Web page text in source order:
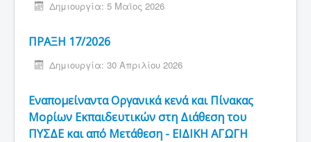
Δημιουργία: 5 Μαϊος 2026
ΠΡΑΞΗ 17/2026
Δημιουργία: 30 Απριλίου 2026
Εναπομείναντα Οργανικά κενά και Πίνακας
Μορίων Εκπαιδευτικών στη Διάθεση του
ΠΥΣΔΕ και από Μετάθεση - ΕΙΔΙΚΗ ΑΓΩΓΗ